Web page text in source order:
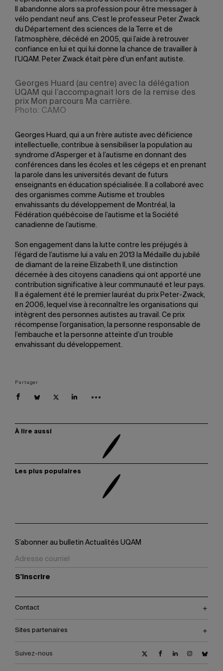
Il abandonne alors sa profession pour être messager à
vélo pendant neuf ans. C’est le professeur Peter Zwack
du Département des sciences de la Terre et de
l’atmosphère, décédé en 2005, qui l’aide à retrouver
confiance en lui et qui lui donne la chance de travailler à
l’UQAM. Peter Zwack était père d’un enfant autiste.
Georges Huard (au centre) avec la délégation
UQAM qui l’accompagnait lors de la remise des
prix Mon parcours Ma carrière.
Photo: CAMO
Georges Huard, qui a un frère autiste avec déficience
intellectuelle, contribue à sensibiliser la population au
syndrome d’Asperger et à l’autisme en donnant des
conférences dans les écoles et les cégeps et en prenant
la parole dans les universités devant de futurs
enseignants en éducation spécialisée. Il a collaboré avec
des organismes comme Autisme et troubles
envahissants du développement de Montréal, la
Fédération québécoise de l’autisme et la Société
canadienne de l’autisme.
Son engagement dans la lutte contre les préjugés à
l’égard de l’autisme lui a valu en 2013 la Médaille du jubilé
de diamant de la reine Elizabeth II, une distinction
décernée à des citoyens canadiens qui ont apporté une
contribution significative à leur communauté et leur pays.
Il a également été le premier lauréat du prix Peter-Zwack,
en 2006, lequel vise à reconnaître les organisations qui
intègrent des personnes autistes au travail. Ce prix
récompense l’organisation, la personne responsable de
l’embauche et la personne atteinte d’un trouble
envahissant du développement.
Partager
À lire aussi
Les plus populaires
S’abonner au bulletin Actualités UQAM
S'inscrire
Contact
Sites partenaires
Suivez-nous